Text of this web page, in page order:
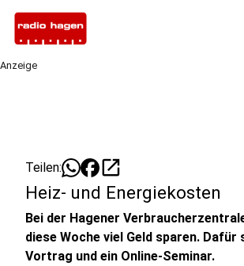
Anzeige
Teilen: open_in_new
Heiz- und Energiekosten
Bei der Hagener
diese Woche viel Geld sparen. Dafür
Vortrag und ein Online-Seminar.